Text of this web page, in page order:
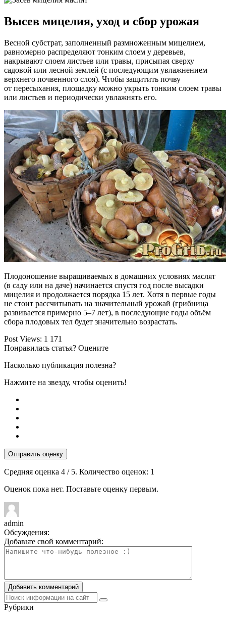
Высев мицелия, уход и сбор урожая
Весной субстрат, заполненный размноженным мицелием,
равномерно распределяют тонким слоем у деревьев,
накрывают слоем листьев или травы, присыпая сверху
садовой или лесной землей (с последующим увлажнением
верхнего почвенного слоя). Чтобы защитить почву
от пересыхания, площадку можно укрыть тонким слоем травы
или листьев и периодически увлажнять его.
Плодоношение выращиваемых в домашних условиях маслят
(в саду или на даче) начинается спустя год после высадки
мицелия и продолжается порядка 15 лет. Хотя в первые годы
не стоит рассчитывать на значительный урожай (грибница
развивается примерно 5–7 лет), в последующие годы объём
сбора плодовых тел будет значительно возрастать.
Post Views: 1 171
Понравилась статья? Оцените
Насколько публикация полезна?
Нажмите на звезду, чтобы оценить!
Отправить оценку
Средняя оценка 4 / 5. Количество оценок: 1
Оценок пока нет. Поставьте оценку первым.
admin
Обсуждения:
Добавьте свой комментарий:
Рубрики